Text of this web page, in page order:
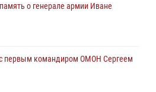
о генерале армии Иване
с первым командиром ОМОН Сергеем